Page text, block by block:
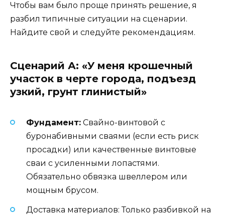
Чтобы вам было проще принять решение, я
разбил типичные ситуации на сценарии.
Найдите свой и следуйте рекомендациям.
Сценарий А: «У меня крошечный
участок в черте города, подъезд
узкий, грунт глинистый»
Фундамент: Свайно-винтовой с
буронабивными сваями (если есть риск
просадки) или качественные винтовые
сваи с усиленными лопастями.
Обязательно обвязка швеллером или
мощным брусом.
Доставка материалов: Только разбивкой на